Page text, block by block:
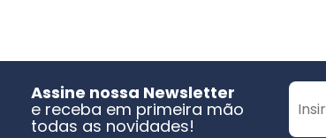
Assine nossa Newsletter
e receba em primeira mão
todas as novidades!